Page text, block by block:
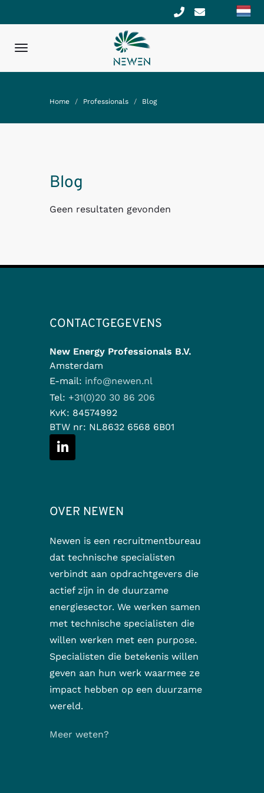
Toggle
Home Professionals Blog
Blog
Geen resultaten gevonden
CONTACTGEGEVENS
New Energy Professionals B.V.
Amsterdam
E-mail: info@newen.nl
Tel: +31(0)20 30 86 206
KvK: 84574992
BTW nr: NL8632 6568 6B01
OVER NEWEN
Newen is een recruitmentbureau
dat technische specialisten
verbindt aan opdrachtgevers die
actief zijn in de duurzame
energiesector. We werken samen
met technische specialisten die
willen werken met een purpose.
Specialisten die betekenis willen
geven aan hun werk waarmee ze
impact hebben op een duurzame
wereld.
Meer weten?